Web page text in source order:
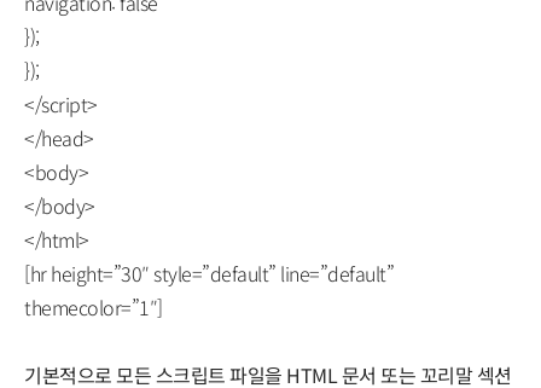
});
});
</script>
</head>
<body>
</body>
</html>
[hr height=”30″ style=”default” line=”default”
themecolor=”1″]
기본적으로 모든 스크립트 파일을 HTML 문서 또는 꼬리말 섹션